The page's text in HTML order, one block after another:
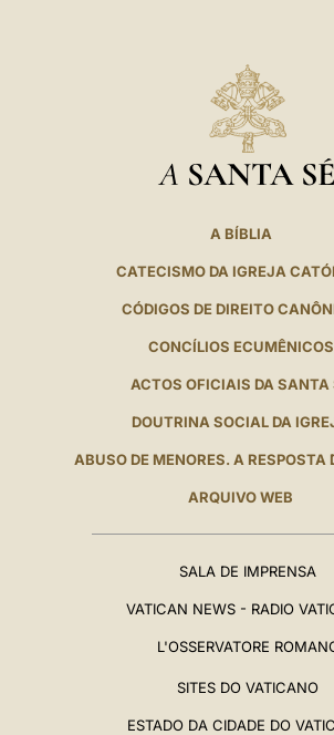
A SANTA SÉ
A BÍBLIA
CATECISMO DA IGREJA
CÓDIGOS DE DIREITO
CONCÍLIOS ECUMÊNICOS
ACTOS OFICIAIS DA SANTA
DOUTRINA SOCIAL DA
ABUSO DE MENORES. A RESPOSTA
ARQUIVO WEB
SALA DE IMPRENSA
VATICAN NEWS - RADIO
L'OSSERVATORE
SITES DO VATICANO
ESTADO DA CIDADE DO